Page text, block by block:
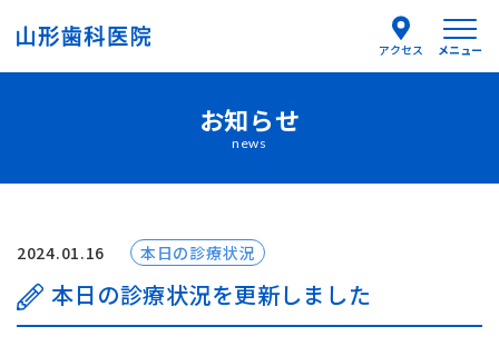
アクセス メニュー
医師紹介
はじめての方へ
診療案内
お知らせ
news
2024.01.16 本日の診療状況
本日の診療状況を更新しました